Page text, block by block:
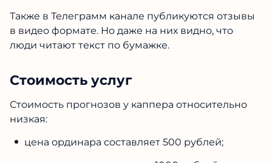
Также в Телеграмм канале публикуются отзывы
в видео формате. Но даже на них видно, что
люди читают текст по бумажке.
Стоимость услуг
Стоимость прогнозов у каппера относительно
низкая:
цена ординара составляет 500 рублей;